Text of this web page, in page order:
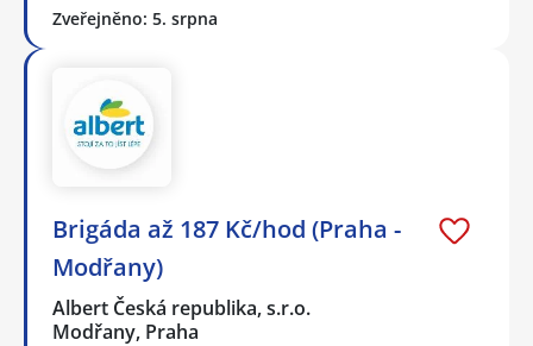
Zveřejněno: 5. srpna
Brigáda až 187 Kč/hod (Praha -
Modřany)
Albert Česká republika, s.r.o.
Modřany, Praha